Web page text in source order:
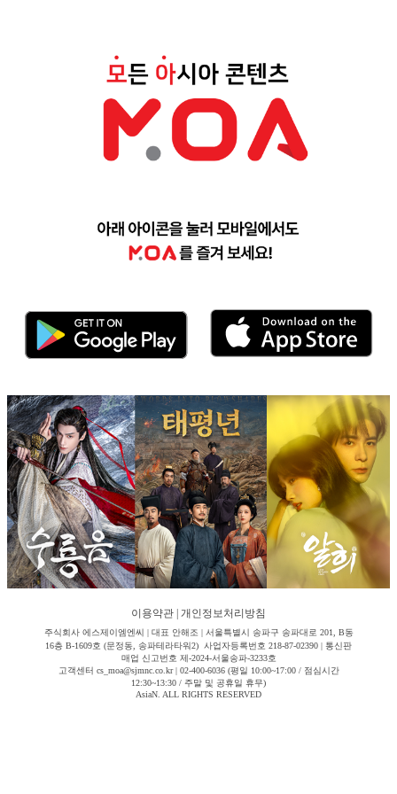
이용약관 개인정보처리방침
주식회사 에스제이엠엔씨 | 대표 안해조 | 서울특별시 송파구 송파대로 201, B동
16층 B-1609호 (문정동, 송파테라타워2) 사업자등록번호 218-87-02390 | 통신판
매업 신고번호 제-2024-서울송파-3233호
고객센터 cs_moa@sjmnc.co.kr | 02-400-6036 (평일 10:00~17:00 / 점심시간
12:30~13:30 / 주말 및 공휴일 휴무)
AsiaN. ALL RIGHTS RESERVED